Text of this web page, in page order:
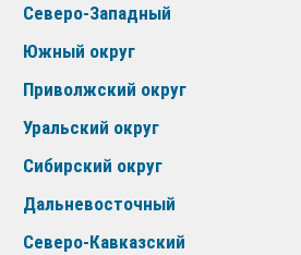
Северо-Западный
Южный округ
Приволжский округ
Уральский округ
Сибирский округ
Дальневосточный
Северо-Кавказский